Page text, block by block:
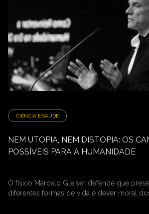
CIÊNCIA E SAÚDE
NEM UTOPIA, NEM DISTOPIA: OS
POSSÍVEIS PARA A HUMANIDADE
O físico Marcelo Gleiser defende que
diferentes formas de vida é dever moral